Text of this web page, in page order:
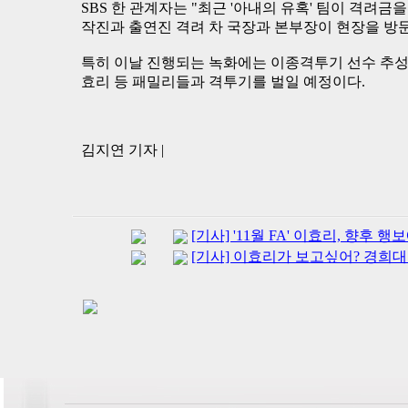
SBS 한 관계자는 "최근 '아내의 유혹' 팀이 격려금
작진과 출연진 격려 차 국장과 본부장이 현장을 방
특히 이날 진행되는 녹화에는 이종격투기 선수 추
효리 등 패밀리들과 격투기를 벌일 예정이다.
김지연 기자 |
[기사] '11월 FA' 이효리, 향후 행
[기사] 이효리가 보고싶어? 경희